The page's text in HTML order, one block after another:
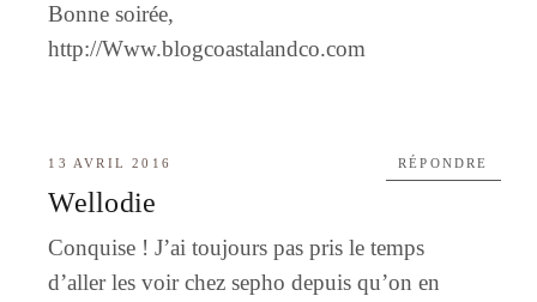
Bonne soirée,
http://Www.blogcoastalandco.com
13 AVRIL 2016
Wellodie
Conquise ! J’ai toujours pas pris le temps
d’aller les voir chez sepho depuis qu’on en
RÉPONDRE